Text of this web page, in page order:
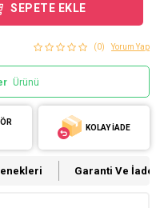
SEPETE EKLE
(0) Yorum Yap
Ürünü
KOLAY İADE
Garanti Ve İade